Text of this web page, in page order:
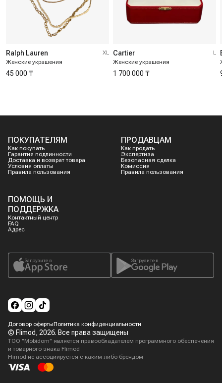
Ralph Lauren
Женские украшения
XL
45 000 ₸
Cartier
Женские украшения
L
1 700 000 ₸
ПОКУПАТЕЛЯМ
Как покупать
Гарантия подлинности
Доставка и возврат товара
Условия оплаты
Правила пользования
ПРОДАВЦАМ
Как продать
Экспертиза
Безопасная сделка
Комиссия
Правила пользования
ПОМОЩЬ И
ПОДДЕРЖКА
Контактный центр
FAQ
Адрес
Загрузите в Загрузите в
Договор офертыПолитика конфиденциальности
© Flimod, 2026. Все права защищены
ТОО "Mobidom" является правообладателем программного обеспечения
и товарного знака Flimod
Flimod не ассоциируется с каким-либо брендом